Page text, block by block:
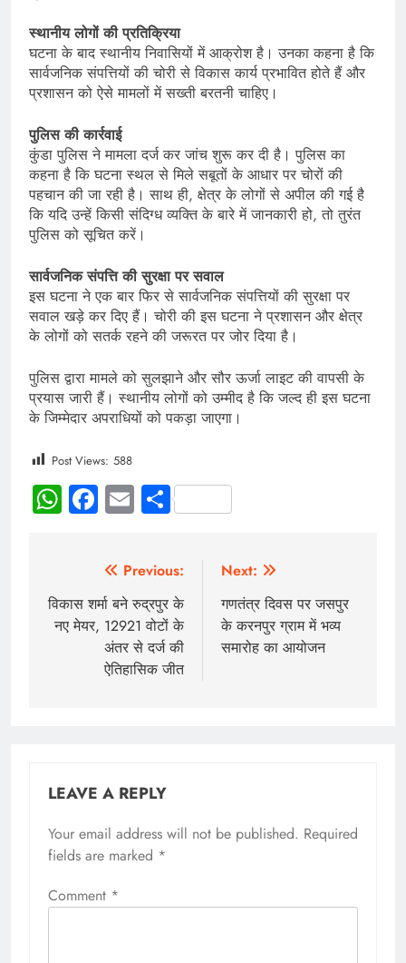
स्थानीय लोगों की प्रतिक्रिया
घटना के बाद स्थानीय निवासियों में आक्रोश है। उनका कहना है कि
सार्वजनिक संपत्तियों की चोरी से विकास कार्य प्रभावित होते हैं और
प्रशासन को ऐसे मामलों में सख्ती बरतनी चाहिए।
पुलिस की कार्रवाई
कुंडा पुलिस ने मामला दर्ज कर जांच शुरू कर दी है। पुलिस का
कहना है कि घटना स्थल से मिले सबूतों के आधार पर चोरों की
पहचान की जा रही है। साथ ही, क्षेत्र के लोगों से अपील की गई है
कि यदि उन्हें किसी संदिग्ध व्यक्ति के बारे में जानकारी हो, तो तुरंत
पुलिस को सूचित करें।
सार्वजनिक संपत्ति की सुरक्षा पर सवाल
इस घटना ने एक बार फिर से सार्वजनिक संपत्तियों की सुरक्षा पर
सवाल खड़े कर दिए हैं। चोरी की इस घटना ने प्रशासन और क्षेत्र
के लोगों को सतर्क रहने की जरूरत पर जोर दिया है।
पुलिस द्वारा मामले को सुलझाने और सौर ऊर्जा लाइट की वापसी के
प्रयास जारी हैं। स्थानीय लोगों को उम्मीद है कि जल्द ही इस घटना
के जिम्मेदार अपराधियों को पकड़ा जाएगा।
Post Views: 588
WhatsApp
Facebook
EmailShare
Previous:
विकास शर्मा बने रुद्रपुर के
नए मेयर, 12921 वोटों के
अंतर से दर्ज की
ऐतिहासिक जीत
Next:
गणतंत्र दिवस पर जसपुर
के करनपुर ग्राम में भव्य
समारोह का आयोजन
LEAVE A REPLY
Your email address will not be published. Required
fields are marked *
Comment *